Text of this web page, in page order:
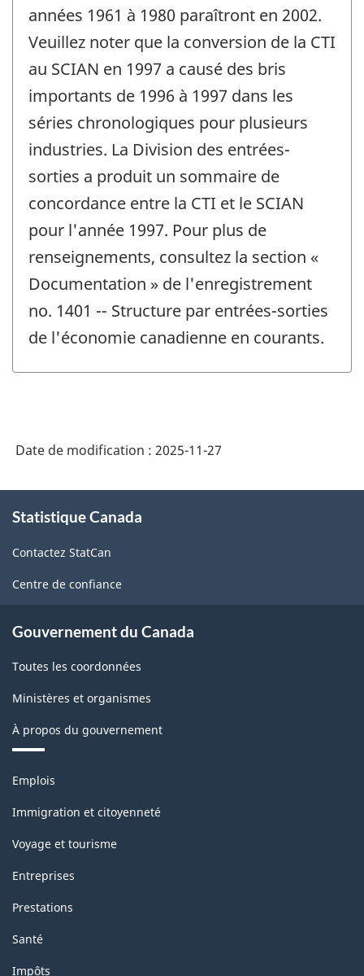
années 1961 à 1980 paraîtront en 2002.
Veuillez noter que la conversion de la CTI
au SCIAN en 1997 a causé des bris
importants de 1996 à 1997 dans les
séries chronologiques pour plusieurs
industries. La Division des entrées-
sorties a produit un sommaire de
concordance entre la CTI et le SCIAN
pour l'année 1997. Pour plus de
renseignements, consultez la section «
Documentation » de l'enregistrement
no. 1401 -- Structure par entrées-sorties
de l'économie canadienne en courants.
Date de modification : 2025-11-27
propos
ce
site
Statistique Canada
Contactez StatCan
Centre de confiance
Gouvernement du Canada
Toutes les coordonnées
Ministères et organismes
À propos du gouvernement
Thèmes
sujets
Emplois
Immigration et citoyenneté
Voyage et tourisme
Entreprises
Prestations
Santé
Impôts